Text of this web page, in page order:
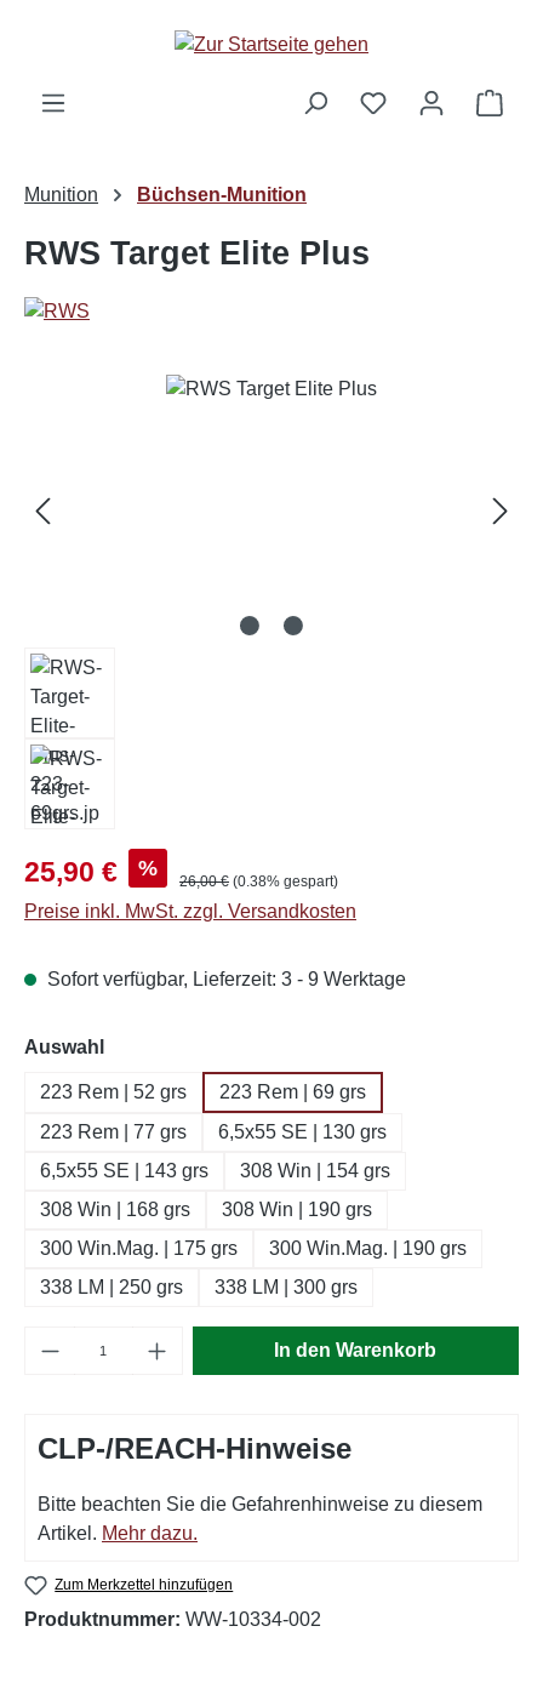
Zum Hauptinhalt springen
Munition Büchsen-Munition
RWS Target Elite Plus
Verkaufspreis:
25,90 € % Regulärer Preis:
26,00 € (0.38% gespart)
Preise inkl. MwSt. zzgl. Versandkosten
Sofort verfügbar, Lieferzeit: 3 - 9 Werktage
Auswahl auswählen
223 Rem | 52 grs
223 Rem | 69 grs
223 Rem | 77 grs
6,5x55 SE | 130 grs
6,5x55 SE | 143 grs
308 Win | 154 grs
308 Win | 168 grs
308 Win | 190 grs
300 Win.Mag. | 175 grs
300 Win.Mag. | 190 grs
338 LM | 250 grs
338 LM | 300 grs
Produkt Anzahl: Gib den gewünschten
In den Warenkorb
CLP-/REACH-Hinweise
Bitte beachten Sie die Gefahrenhinweise zu diesem
Artikel. Mehr dazu.
Zum Merkzettel hinzufügen
Produktnummer: WW-10334-002